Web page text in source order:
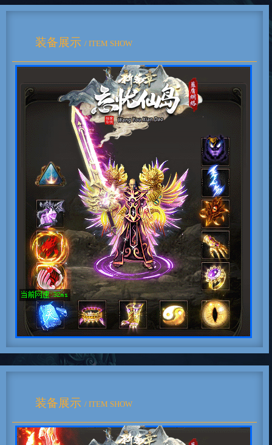
装备展示 / ITEM SHOW
装备展示 / ITEM SHOW